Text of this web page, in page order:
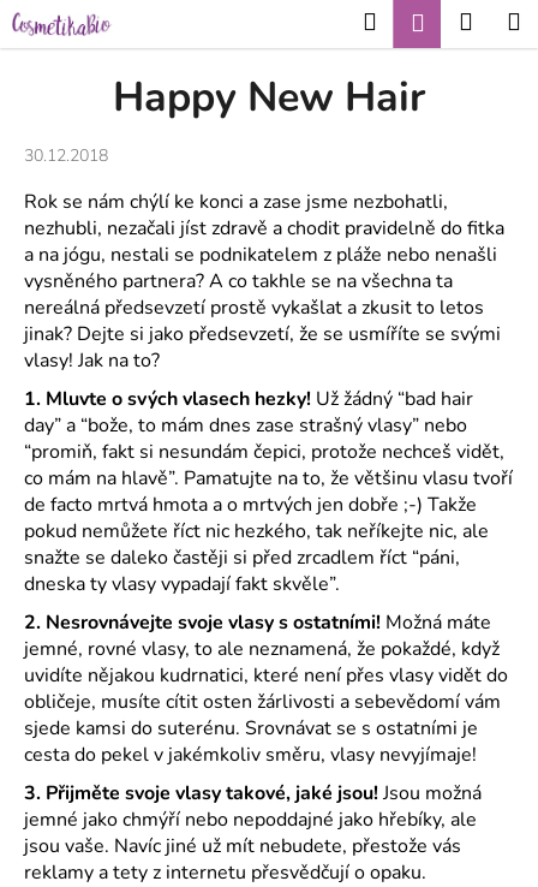
Přejít
na
obsah
HledatPřihlášení
Happy New Hair
30.12.2018
Rok se nám chýlí ke konci a zase jsme nezbohatli,
nezhubli, nezačali jíst zdravě a chodit pravidelně do fitka
a na jógu, nestali se podnikatelem z pláže nebo nenašli
vysněného partnera? A co takhle se na všechna ta
nereálná předsevzetí prostě vykašlat a zkusit to letos
jinak? Dejte si jako předsevzetí, že se usmíříte se svými
vlasy! Jak na to?
1. Mluvte o svých vlasech hezky! Už žádný “bad hair
day” a “bože, to mám dnes zase strašný vlasy” nebo
“promiň, fakt si nesundám čepici, protože nechceš vidět,
co mám na hlavě”. Pamatujte na to, že většinu vlasu tvoří
de facto mrtvá hmota a o mrtvých jen dobře ;-) Takže
pokud nemůžete říct nic hezkého, tak neříkejte nic, ale
snažte se daleko častěji si před zrcadlem říct “páni,
dneska ty vlasy vypadají fakt skvěle”.
2. Nesrovnávejte svoje vlasy s ostatními! Možná máte
jemné, rovné vlasy, to ale neznamená, že pokaždé, když
uvidíte nějakou kudrnatici, které není přes vlasy vidět do
obličeje, musíte cítit osten žárlivosti a sebevědomí vám
sjede kamsi do suterénu. Srovnávat se s ostatními je
cesta do pekel v jakémkoliv směru, vlasy nevyjímaje!
3. Přijměte svoje vlasy takové, jaké jsou!Jsou možná
jemné jako chmýří nebo nepoddajné jako hřebíky, ale
jsou vaše. Navíc jiné už mít nebudete, přestože vás
reklamy a tety z internetu přesvědčují o opaku.
K
o
o
p
o
t
ř
e
b
u
j
e
t
e
n
a
j
í
t
?
HLEDAT